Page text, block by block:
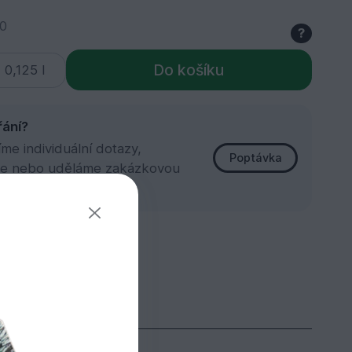
?
Do košíku
individuální dotazy,
nebo uděláme zakázkovou
Poptávka